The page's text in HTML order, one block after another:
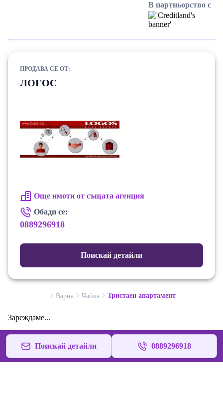
В партньорство с
ПРОДАВА СЕ ОТ:
ЛОГОС
Още имоти от същата агенция
Обади се:
0889296918
Поискай детайли
Варна Чайка Тристаен апартамент
Зареждаме...
Поискай детайли 0889296918